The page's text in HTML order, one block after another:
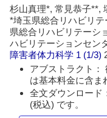
杉山真理*, 常見恭子**,
*埼玉県総合リハビリ
県総合リハビリテーシ
ハビリテーションセン
障害者体力科学 1 (1/3)
アブストラクト：
は基本料金に含ま
全文ダウンロード
(税込) です。